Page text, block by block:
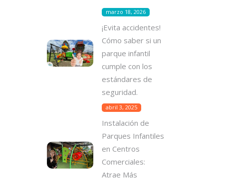
marzo 18, 2026
¡Evita accidentes!
Cómo saber si un
parque infantil
cumple con los
estándares de
seguridad.
abril 3, 2025
Instalación de
Parques Infantiles
en Centros
Comerciales:
Atrae Más